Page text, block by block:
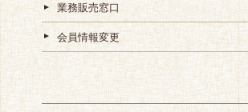
業務販売窓口
会員情報変更